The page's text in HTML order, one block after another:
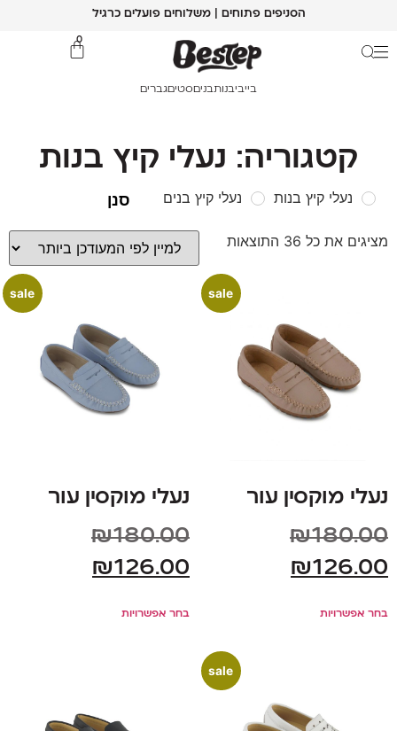
הסניפים פתוחים | משלוחים פועלים כרגיל
0
בייביבנות בנים סטיםגברים
קטגוריה: נעלי קיץ בנות
נעלי קיץ בנות נעלי קיץ בנים
מציגים את כל ⁦36⁩ התוצאות
sale
נעלי מוקסין עור
₪180.00
₪126.00
בחר אפשרויות
sale
נעלי מוקסין עור
₪180.00
₪126.00
בחר אפשרויות
sale